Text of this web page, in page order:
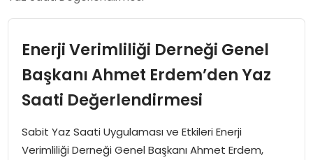
SPOR
MAGAZIN
Enerji Verimliliği Derneği Genel
Başkanı Ahmet Erdem’den Yaz
Saati Değerlendirmesi
Sabit Yaz Saati Uygulaması ve Etkileri Enerji
Verimliliği Derneği Genel Başkanı Ahmet Erdem,